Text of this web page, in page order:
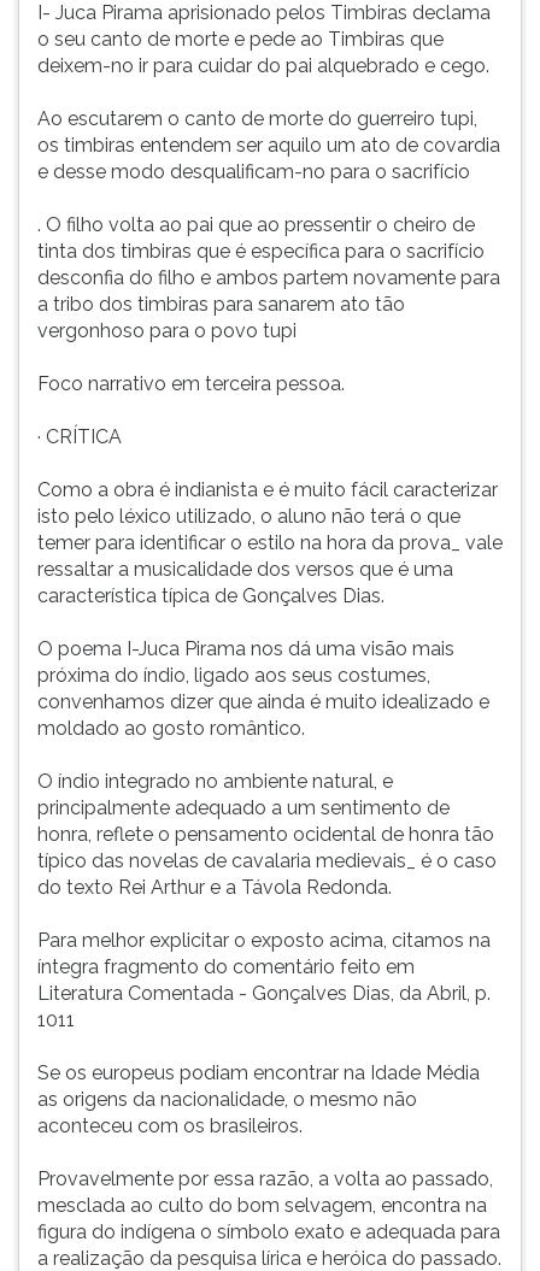
I- Juca Pirama aprisionado pelos Timbiras declama
o seu canto de morte e pede ao Timbiras que
deixem-no ir para cuidar do pai alquebrado e cego.
Ao escutarem o canto de morte do guerreiro tupi,
os timbiras entendem ser aquilo um ato de covardia
e desse modo desqualificam-no para o sacrifício
. O filho volta ao pai que ao pressentir o cheiro de
tinta dos timbiras que é específica para o sacrifício
desconfia do filho e ambos partem novamente para
a tribo dos timbiras para sanarem ato tão
vergonhoso para o povo tupi
Foco narrativo em terceira pessoa.
· CRÍTICA
Como a obra é indianista e é muito fácil caracterizar
isto pelo léxico utilizado, o aluno não terá o que
temer para identificar o estilo na hora da prova_ vale
ressaltar a musicalidade dos versos que é uma
característica típica de Gonçalves Dias.
O poema I-Juca Pirama nos dá uma visão mais
próxima do índio, ligado aos seus costumes,
convenhamos dizer que ainda é muito idealizado e
moldado ao gosto romântico.
O índio integrado no ambiente natural, e
principalmente adequado a um sentimento de
honra, reflete o pensamento ocidental de honra tão
típico das novelas de cavalaria medievais_ é o caso
do texto Rei Arthur e a Távola Redonda.
Para melhor explicitar o exposto acima, citamos na
íntegra fragmento do comentário feito em
Literatura Comentada - Gonçalves Dias, da Abril, p.
1011
Se os europeus podiam encontrar na Idade Média
as origens da nacionalidade, o mesmo não
aconteceu com os brasileiros.
Provavelmente por essa razão, a volta ao passado,
mesclada ao culto do bom selvagem, encontra na
figura do indígena o símbolo exato e adequada para
a realização da pesquisa lírica e heróica do passado.